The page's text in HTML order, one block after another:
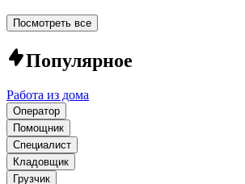
Посмотреть все
Популярное
Работа из дома
Оператор
Помощник
Специалист
Кладовщик
Грузчик